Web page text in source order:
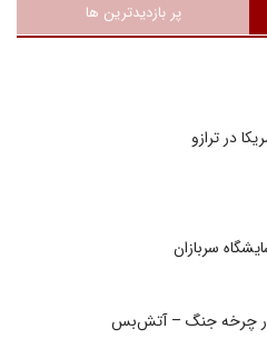
پر بازدیدترین ها
در ترازو
سربازان
در چرخه جنگ – آتش‌بس